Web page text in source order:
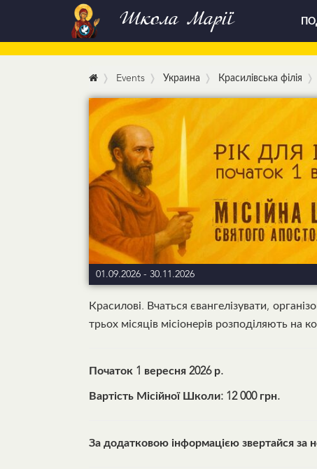
Школа Марії
Events Украина Красилівська філія
01.09.2026 - 30.11.2026
Красилові. Вчаться євангелізувати,
трьох місяців місіонерів розподіляють на
Початок 1 вересня 2026 р.
Вартість Місійної Школи: 12 000 грн.
За додатковою інформацією звертайся за